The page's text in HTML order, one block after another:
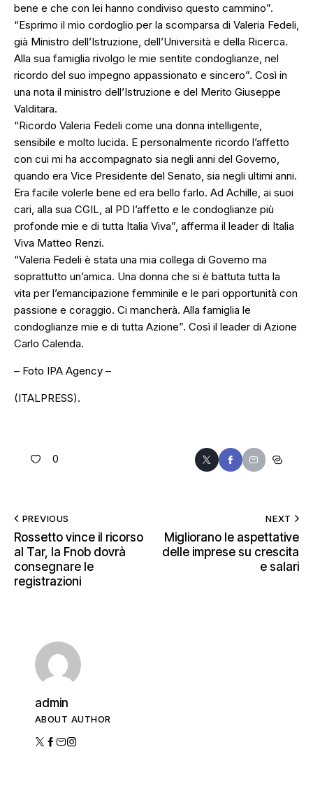
bene e che con lei hanno condiviso questo cammino”.
“Esprimo il mio cordoglio per la scomparsa di Valeria Fedeli,
già Ministro dell’Istruzione, dell’Università e della Ricerca.
Alla sua famiglia rivolgo le mie sentite condoglianze, nel
ricordo del suo impegno appassionato e sincero”. Così in
una nota il ministro dell’Istruzione e del Merito Giuseppe
Valditara.
“Ricordo Valeria Fedeli come una donna intelligente,
sensibile e molto lucida. E personalmente ricordo l’affetto
con cui mi ha accompagnato sia negli anni del Governo,
quando era Vice Presidente del Senato, sia negli ultimi anni.
Era facile volerle bene ed era bello farlo. Ad Achille, ai suoi
cari, alla sua CGIL, al PD l’affetto e le condoglianze più
profonde mie e di tutta Italia Viva”, afferma il leader di Italia
Viva Matteo Renzi.
“Valeria Fedeli è stata una mia collega di Governo ma
soprattutto un’amica. Una donna che si è battuta tutta la
vita per l’emancipazione femminile e le pari opportunità con
passione e coraggio. Ci mancherà. Alla famiglia le
condoglianze mie e di tutta Azione”. Così il leader di Azione
Carlo Calenda.
– Foto IPA Agency –
(ITALPRESS).
0
PREVIOUS
Rossetto vince il ricorso
al Tar, la Fnob dovrà
consegnare le
registrazioni
NEXT
Migliorano le aspettative
delle imprese su crescita
e salari
admin
ABOUT AUTHOR